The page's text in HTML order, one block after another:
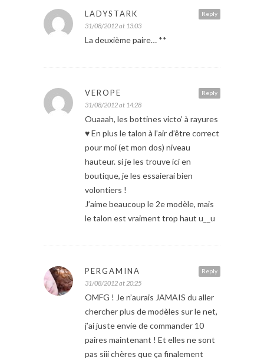
Reply
LADYSTARK
31/08/2012 at 13:03
La deuxième paire… **
Reply
VEROPE
31/08/2012 at 14:28
Ouaaah, les bottines victo’ à rayures
♥ En plus le talon à l’air d’être correct
pour moi (et mon dos) niveau
hauteur. si je les trouve ici en
boutique, je les essaierai bien
volontiers !
J’aime beaucoup le 2e modèle, mais
le talon est vraiment trop haut u__u
Reply
PERGAMINA
31/08/2012 at 20:25
OMFG ! Je n’aurais JAMAIS du aller
chercher plus de modèles sur le net,
j’ai juste envie de commander 10
paires maintenant ! Et elles ne sont
pas siii chères que ça finalement